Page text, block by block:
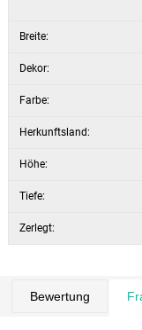
Breite:
Dekor:
Farbe:
Herkunftsland:
Höhe:
Tiefe:
Zerlegt:
Bewertung